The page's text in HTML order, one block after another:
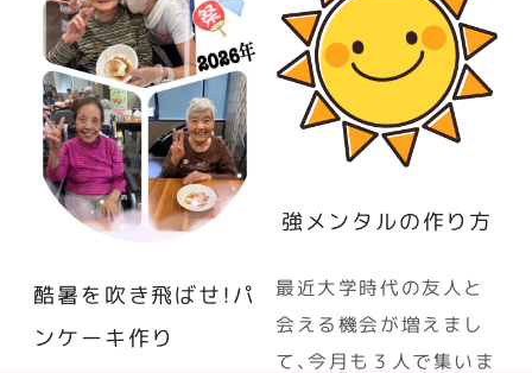
酷暑を吹き飛ばせ！パ
ンケーキ作り
強メンタルの作り方
最近大学時代の友人と
会える機会が増えまし
て、今月も３人で集いま